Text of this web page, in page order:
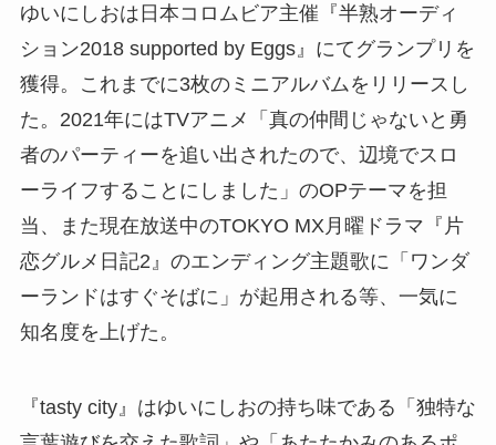
ゆいにしおは日本コロムビア主催『半熟オーディ
ション2018 supported by Eggs』にてグランプリを
獲得。これまでに3枚のミニアルバムをリリースし
た。2021年にはTVアニメ「真の仲間じゃないと勇
者のパーティーを追い出されたので、辺境でスロ
ーライフすることにしました」のOPテーマを担
当、また現在放送中のTOKYO MX月曜ドラマ『片
恋グルメ日記2』のエンディング主題歌に「ワンダ
ーランドはすぐそばに」が起用される等、一気に
知名度を上げた。
『tasty city』はゆいにしおの持ち味である「独特な